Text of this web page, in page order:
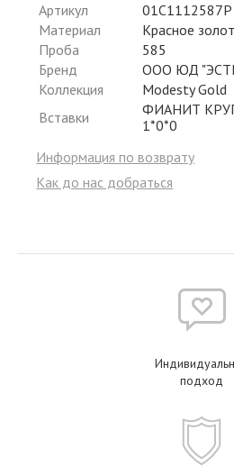
Артикул
01С1112587Р
Материал
Красное
Проба
585
Бренд
ООО ЮД
Коллекция
Modesty Gold
Вставки
ФИАНИТ
1*0*0
Информация по возврату
Как до нас добраться
подход